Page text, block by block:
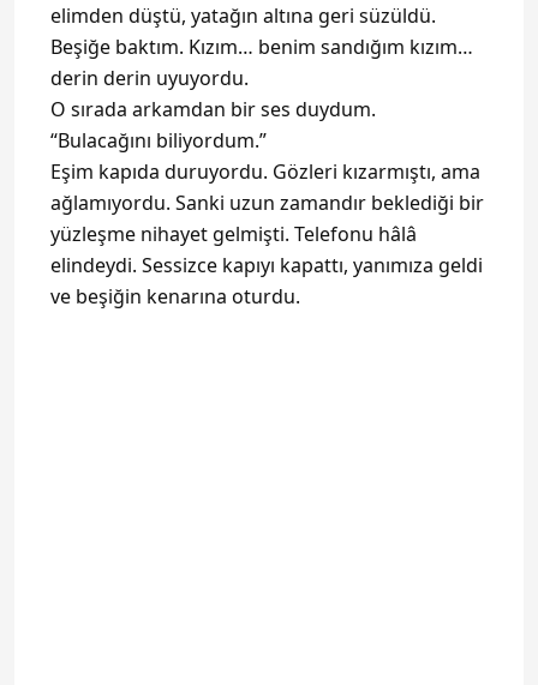
elimden düştü, yatağın altına geri süzüldü.
Beşiğe baktım. Kızım… benim sandığım kızım…
derin derin uyuyordu.
O sırada arkamdan bir ses duydum.
“Bulacağını biliyordum.”
Eşim kapıda duruyordu. Gözleri kızarmıştı, ama
ağlamıyordu. Sanki uzun zamandır beklediği bir
yüzleşme nihayet gelmişti. Telefonu hâlâ
elindeydi. Sessizce kapıyı kapattı, yanımıza geldi
ve beşiğin kenarına oturdu.